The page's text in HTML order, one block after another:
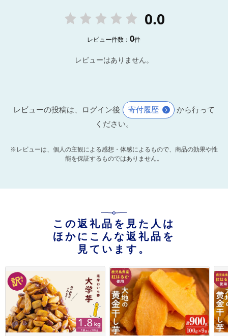
0.0
レビュー件数：0件
レビューはありません。
レビューの投稿は、ログイン後 寄付履歴
から行って
ください。
※レビューは、個人の主観による感想・体感によるもので、商品の効果や性
能を保証するものではありません。
この返礼品を見た人は
ほかにこんな返礼品を
見ています。